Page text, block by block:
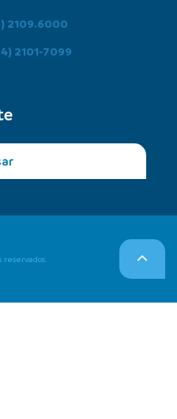
2109.6000
2101-7099
reservados.